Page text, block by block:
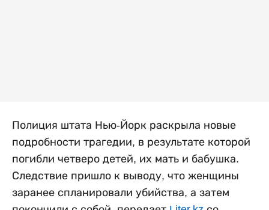
Полиция штата Нью-Йорк раскрыла новые
подробности трагедии, в результате которой
погибли четверо детей, их мать и бабушка.
Следствие пришло к выводу, что женщины
заранее спланировали убийства, а затем